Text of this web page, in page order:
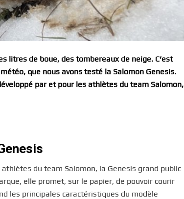
litres de boue, des tombereaux de neige. C’est
que nous avons testé la Salomon Genesis.
par et pour les athlètes du team Salomon,
du team Salomon, la Genesis grand public
elle promet, sur le papier, de pouvoir courir
les principales caractéristiques du modèle